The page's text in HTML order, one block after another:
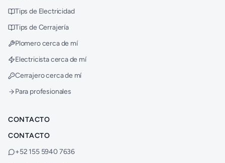
Tips de Electricidad
Tips de Cerrajería
Plomero cerca de mí
Electricista cerca de mí
Cerrajero cerca de mí
Para profesionales
CONTACTO
CONTACTO
+52 155 5940 7636